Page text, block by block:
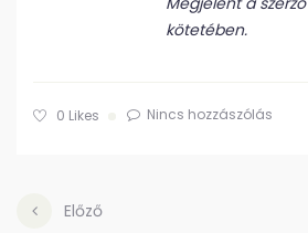
kötetében.
0 Likes Nincs hozzászólás
Előző